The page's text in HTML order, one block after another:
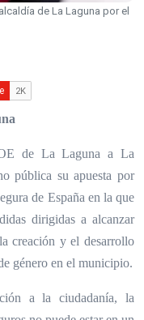
de La Laguna por el
de La Laguna a La
pública su apuesta por
de España en la que
dirigidas a alcanzar
creación y el desarrollo
género en el municipio.
a la ciudadanía, la